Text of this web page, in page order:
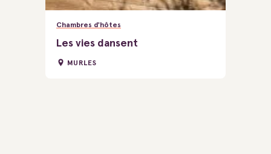
Chambres d'hôtes
Les vies dansent
MURLES